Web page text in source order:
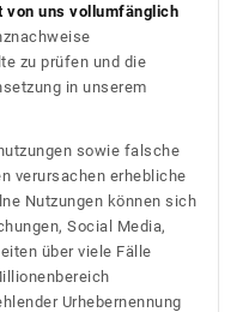
von uns vollumfänglich
zu prüfen und die
in unserem
sowie falsche
verursachen erhebliche
Nutzungen können sich
Social Media,
über viele Fälle
Urhebernennung